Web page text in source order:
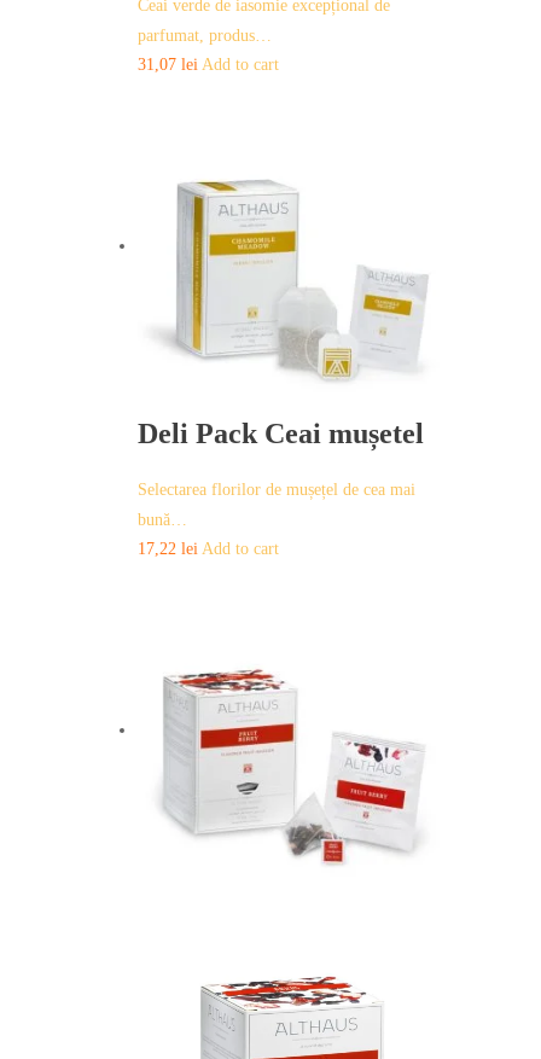
Ceai verde de iasomie excepțional de
parfumat, produs…
31,07 lei Add to cart
Deli Pack Ceai mușetel
Selectarea florilor de mușețel de cea mai
bună…
17,22 lei Add to cart